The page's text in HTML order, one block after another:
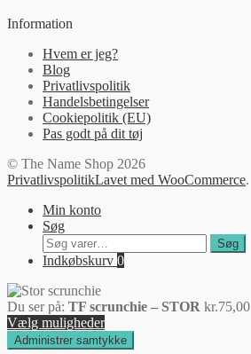
Information
Hvem er jeg?
Blog
Privatlivspolitik
Handelsbetingelser
Cookiepolitik (EU)
Pas godt på dit tøj
© The Name Shop 2026
PrivatlivspolitikLavet med WooCommerce.
Min konto
Søg
Søg
efter:
Søg
Indkøbskurv 0
Du ser på: TF scrunchie – STOR kr.75,00
Vælg muligheder
Administrer samtykke